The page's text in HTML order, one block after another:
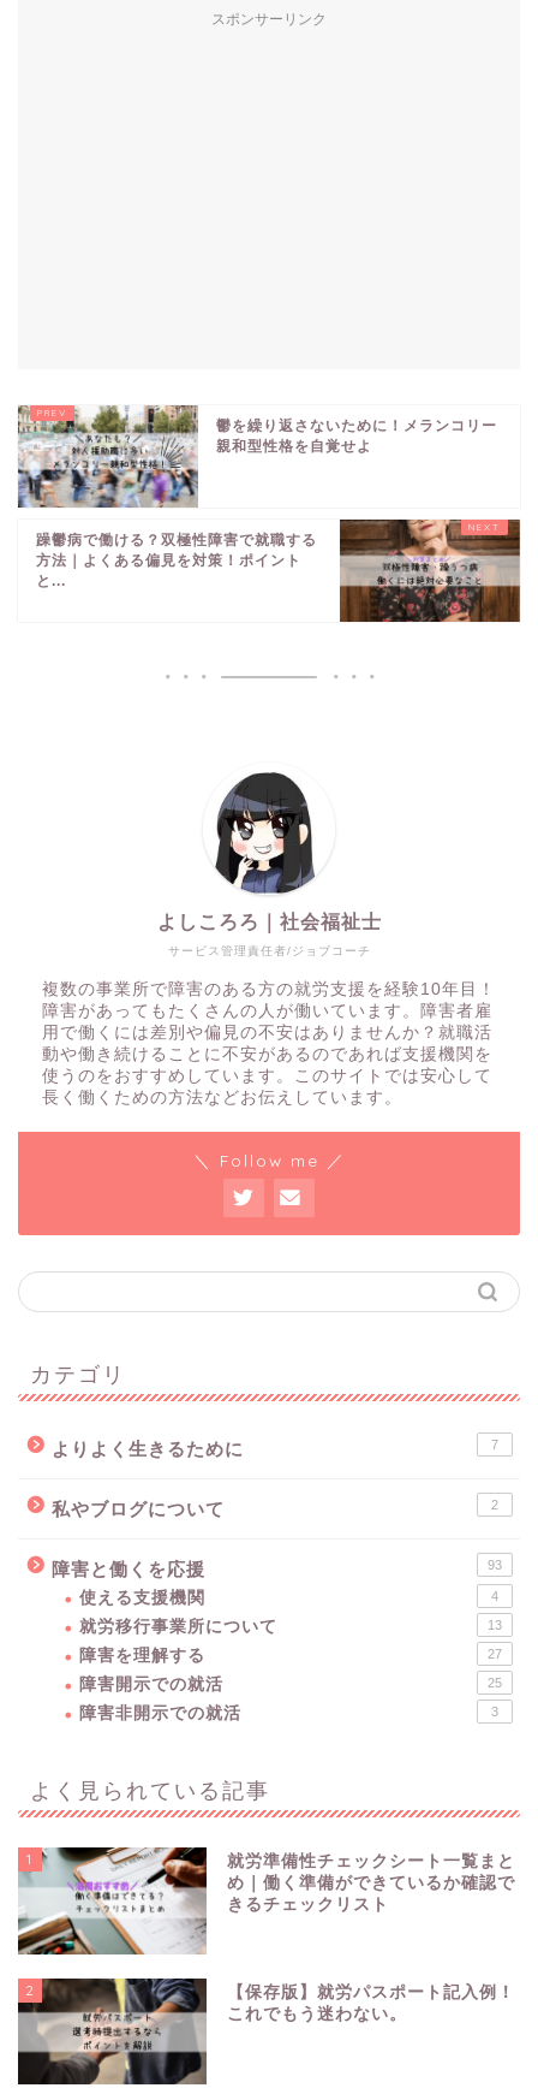
スポンサーリンク
鬱を繰り返さないために！メランコリー
親和型性格を自覚せよ
躁鬱病で働ける？双極性障害で就職する
方法｜よくある偏見を対策！ポイント
と...
サービス管理責任者/ジョブコーチ
よしころろ｜社会福祉士
複数の事業所で障害のある方の就労支援を経験10年目！
障害があってもたくさんの人が働いています。障害者雇
用で働くには差別や偏見の不安はありませんか？就職活
動や働き続けることに不安があるのであれば支援機関を
使うのをおすすめしています。このサイトでは安心して
長く働くための方法などお伝えしています。
＼ Follow me ／
カテゴリ
よりよく生きるために 7
私やブログについて 2
障害と働くを応援 93
使える支援機関 4
就労移行事業所について 13
障害を理解する 27
障害開示での就活 25
障害非開示での就活 3
よく見られている記事
1
就労準備性チェックシート一覧まと
め｜働く準備ができているか確認で
きるチェックリスト
2
【保存版】就労パスポート記入例！
これでもう迷わない。